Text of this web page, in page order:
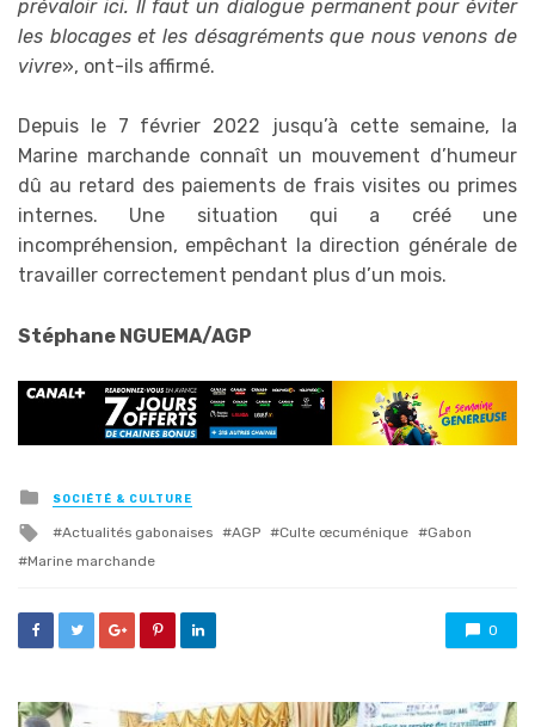
prévaloir ici. Il faut un dialogue permanent pour éviter
les blocages et les désagréments que nous venons de
vivre», ont-ils affirmé.
Depuis le 7 février 2022 jusqu’à cette semaine, la
Marine marchande connaît un mouvement d’humeur
dû au retard des paiements de frais visites ou primes
internes. Une situation qui a créé une
incompréhension, empêchant la direction générale de
travailler correctement pendant plus d’un mois.
Stéphane NGUEMA/AGP
Posted
in
SOCIÉTÉ & CULTURE
Tagged
with
Actualités gabonaises AGP Culte œcuménique
Gabon
Marine marchande
0